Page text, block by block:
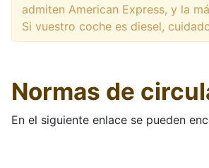
admiten American Express, y la
Si vuestro coche es diesel,
Normas de
En el siguiente enlace se pueden